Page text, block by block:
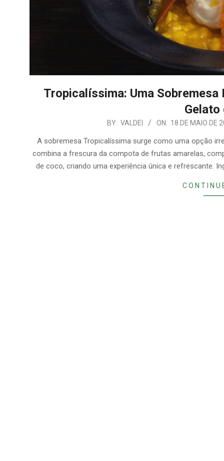
Tropicalíssima: Uma
Gelato
BY: VALDEI ON: 18 DE MAIO DE
A sobremesa Tropicalíssima surge como uma opção
combina a frescura da compota de frutas amarelas,
de coco, criando uma experiência única e refrescante.